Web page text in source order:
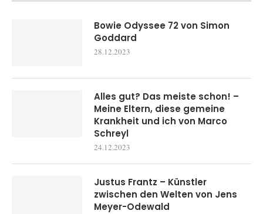
Bowie Odyssee 72 von Simon
Goddard
28.12.2023
Alles gut? Das meiste schon! –
Meine Eltern, diese gemeine
Krankheit und ich von Marco
Schreyl
24.12.2023
Justus Frantz – Künstler
zwischen den Welten von Jens
Meyer-Odewald